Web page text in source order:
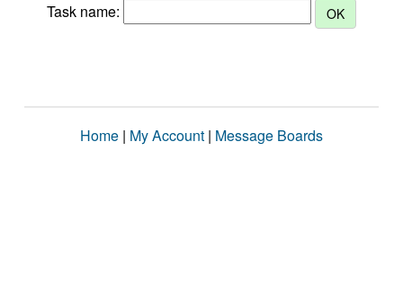
Task name:
Home | My Account | Message Boards